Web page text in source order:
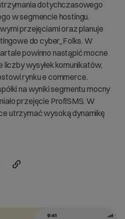
dotychczasowego
w segmencie hostingu.
przejęciami oraz planuje
do cyber_Folks. W
powinno nastąpić mocne
wysyłek komunikatów,
rynku e commerce.
na wyniki segmentu mocny
przejęcie ProfiSMS. W
utrzymać wysoką dynamikę